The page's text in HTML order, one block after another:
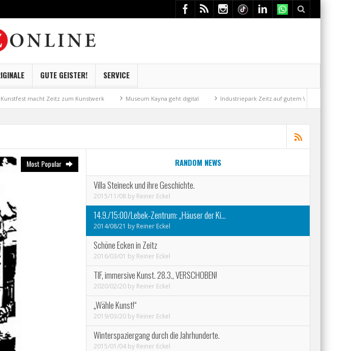
GUTE GEISTER! SERVICE
Zeitz zum Kunstwerk Museum Kayna geht digital Industriepark Zeitz auf gutem Weg Mit der
Most Popular RANDOM NEWS
Villa Steineck und ihre Geschichte.
2015/11/08 by Reiner Eckel
14.9./15:00/Lebek-Zentrum: „Häuser der Ki...
2014/08/21 by Reiner Eckel
Schöne Ecken in Zeitz
2016/03/01 by Reiner Eckel
TIF, immersive Kunst. 28.3., VERSCHOBEN!
2020/02/20 by Reiner Eckel
„Wähle Kunst!“
2019/03/20 by Reiner Eckel
Winterspaziergang durch die Jahrhunderte.
2015/01/04 by Reiner Eckel